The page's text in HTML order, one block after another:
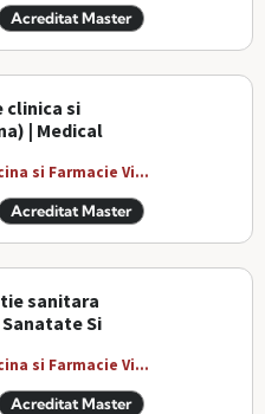
Acreditat Master
clinica si
| Medical
si Farmacie Vi...
Acreditat Master
sanitara
Si
si Farmacie Vi...
Acreditat Master